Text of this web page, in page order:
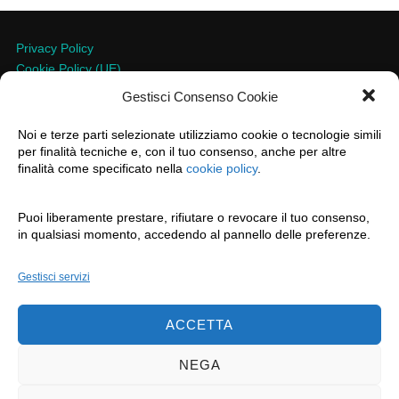
Gestisci Consenso Cookie
Noi e terze parti selezionate utilizziamo cookie o tecnologie simili
per finalità tecniche e, con il tuo consenso, anche per altre
finalità come specificato nella cookie policy.
Puoi liberamente prestare, rifiutare o revocare il tuo consenso,
in qualsiasi momento, accedendo al pannello delle preferenze.
Gestisci servizi
ACCETTA
NEGA
Privacy Policy
Cookie Policy (UE)
P.IVA 02668790906
info@oliosenso.com
Sede operativa : Via Monte Grappa 8, Sassari